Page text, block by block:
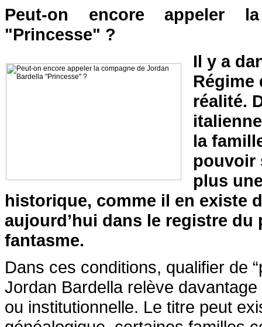
Peut-on encore appeler
"Princesse" ?
Il y a
Régime
réalité.
la
pouvoir
plus
historique, comme il en existe
aujourd’hui dans le registre
fantasme.
Dans ces conditions, qualifier de
Jordan Bardella relève
ou institutionnelle. Le titre peut